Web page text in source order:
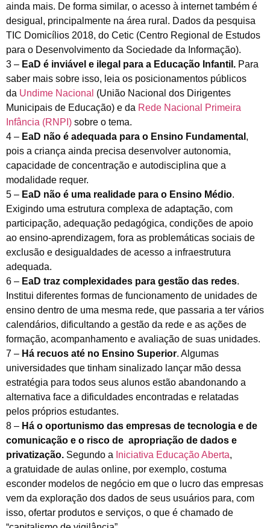
ainda mais. De forma similar, o acesso à internet também é
desigual, principalmente na área rural. Dados da pesquisa
TIC Domicílios 2018, do Cetic (Centro Regional de Estudos
para o Desenvolvimento da Sociedade da Informação).
3 – EaD é inviável e ilegal para a Educação Infantil. Para
saber mais sobre isso, leia os posicionamentos públicos
da Undime Nacional (União Nacional dos Dirigentes
Municipais de Educação) e da Rede Nacional Primeira
Infância (RNPI) sobre o tema.
4 – EaD não é adequada para o Ensino Fundamental ,
pois a criança ainda precisa desenvolver autonomia,
capacidade de concentração e autodisciplina que a
modalidade requer.
5 – EaD não é uma realidade para o Ensino Médio.
Exigindo uma estrutura complexa de adaptação, com
participação, adequação pedagógica, condições de apoio
ao ensino-aprendizagem, fora as problemáticas sociais de
exclusão e desigualdades de acesso a infraestrutura
adequada.
6 – EaD traz complexidades para gestão das redes.
Institui diferentes formas de funcionamento de unidades de
ensino dentro de uma mesma rede, que passaria a ter vários
calendários, dificultando a gestão da rede e as ações de
formação, acompanhamento e avaliação de suas unidades.
7 – Há recuos até no Ensino Superior. Algumas
universidades que tinham sinalizado lançar mão dessa
estratégia para todos seus alunos estão abandonando a
alternativa face a dificuldades encontradas e relatadas
pelos próprios estudantes.
8 – Há o oportunismo das empresas de tecnologia e de
comunicação e o risco de apropriação de dados e
privatização. Segundo a Iniciativa Educação Aberta,
a gratuidade de aulas online, por exemplo, costuma
esconder modelos de negócio em que o lucro das empresas
vem da exploração dos dados de seus usuários para, com
isso, ofertar produtos e serviços, o que é chamado de